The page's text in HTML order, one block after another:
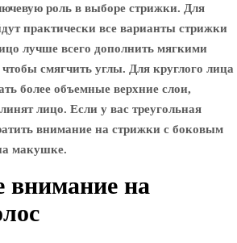
роль в выборе стрижки. Для
практически все варианты стрижки
лучше всего дополнить мягкими
смягчить углы. Для круглого лица
более объемные верхние слои,
лицо. Если у вас треугольная
внимание на стрижки с боковым
макушке.
внимание на